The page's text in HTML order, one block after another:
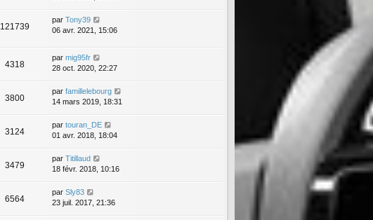
121739
par Tony39
06 avr. 2021, 15:06
4318
par mig95fr
28 oct. 2020, 22:27
3800
par famillelebourg
14 mars 2019, 18:31
3124
par touran_DE
01 avr. 2018, 18:04
3479
par Titillaud
18 févr. 2018, 10:16
6564
par Sly83
23 juil. 2017, 21:36